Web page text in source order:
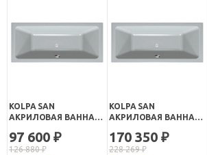
KOLPA SAN
АКРИЛОВАЯ ВАННА
97 600 ₽
126 880₽
KOLPA SAN
АКРИЛОВАЯ ВАННА
170X80
170 350 ₽
228 269₽